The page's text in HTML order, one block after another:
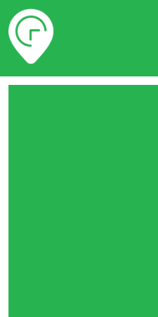
Разписание